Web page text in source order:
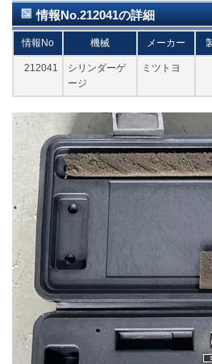
情報No.212041の詳細
情報No 機械 メーカー
212041
シリンダーゲ
ージ
ミツトヨ